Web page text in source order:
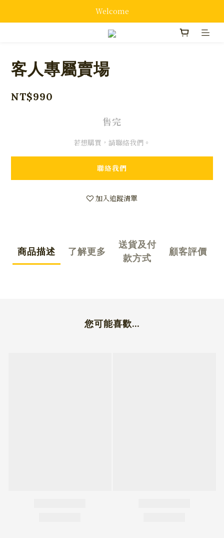
Welcome
客人專屬賣場
NT$990
售完
若想購買，請聯絡我們。
聯絡我們
加入追蹤清單
商品描述 了解更多
送貨及付
款方式
顧客評價
您可能喜歡...